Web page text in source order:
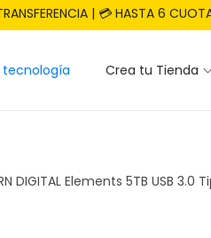
| 💳 HASTA 6
tecnología Crea tu Tienda
DIGITAL Elements 5TB USB 3.0